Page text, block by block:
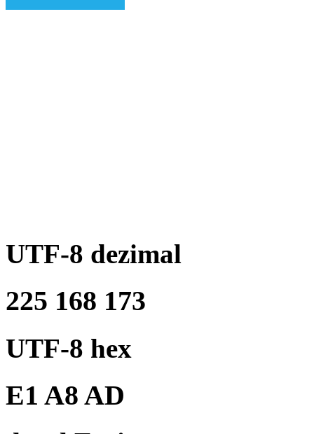
UTF-8 dezimal
225 168 173
UTF-8 hex
E1 A8 AD